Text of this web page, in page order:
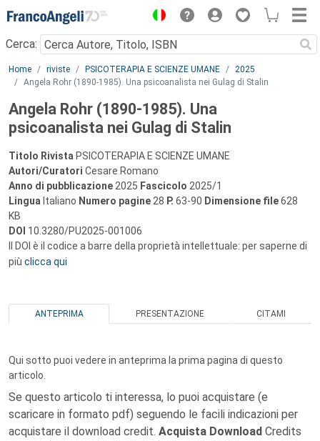
Menu
Cerca:
Main content
Home riviste PSICOTERAPIA E SCIENZE UMANE
2025
Angela Rohr (1890-1985). Una psicoanalista nei Gulag di Stalin
Angela Rohr (1890-1985). Una
psicoanalista nei Gulag di Stalin
Titolo Rivista PSICOTERAPIA E SCIENZE UMANE
Autori/Curatori Cesare Romano
Anno di pubblicazione 2025 Fascicolo 2025/1
Lingua Italiano Numero pagine 28 P. 63-90 Dimensione file628
KB
DOI 10.3280/PU2025-001006
Il DOI è il codice a barre della proprietà intellettuale: per saperne di
più clicca qui
ANTEPRIMA PRESENTAZIONE CITAMI
Qui sotto puoi vedere in anteprima la prima pagina di questo
articolo.
Se questo articolo ti interessa, lo puoi acquistare (e
scaricare in formato pdf) seguendo le facili indicazioni per
acquistare il download credit. Acquista Download Credits